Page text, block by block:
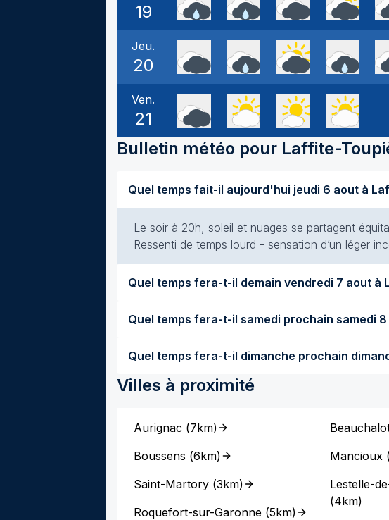
19
Jeu.
20
Ven.
21
Bulletin météo pour Laffite-
Quel temps fait-il
Le soir à 20h, soleil et nuages se partagent
Ressenti de temps lourd - sensation d’un léger
Quel temps fera-t-il
Villes à proximité
Aurignac (7km)
Boussens (6km)
Saint-Martory (3km)
Roquefort-sur-Garonne (5km)
Mancioux (
Lestelle-
(4km)